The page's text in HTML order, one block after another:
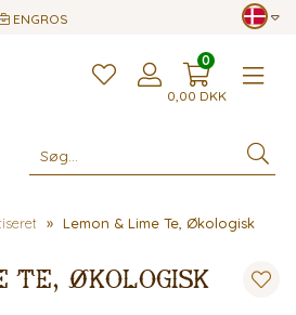
ENGROS
0,00 DKK
0
Lemon & Lime Te, Økologisk
Te, Økologisk